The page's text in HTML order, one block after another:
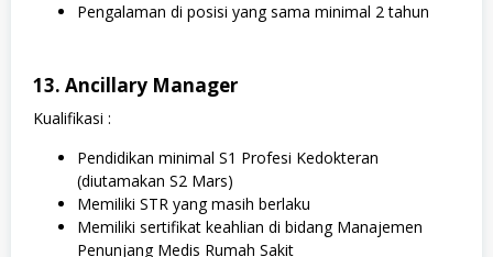
Pengalaman di posisi yang sama minimal 2 tahun
13. Ancillary Manager
Kualifikasi :
Pendidikan minimal S1 Profesi Kedokteran
(diutamakan S2 Mars)
Memiliki STR yang masih berlaku
Memiliki sertifikat keahlian di bidang Manajemen
Penunjang Medis Rumah Sakit